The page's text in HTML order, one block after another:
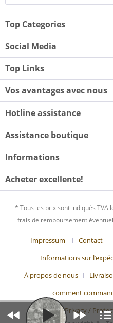
Top Categories
Social Media
Top Links
Vos avantages avec nous
Hotline assistance
Assistance boutique
Informations
Acheter excellente!
* Tous les prix sont indiqués TVA
frais de remboursement
Impressum- Contact
Informations sur
À propos de nous
comment
Privacy /